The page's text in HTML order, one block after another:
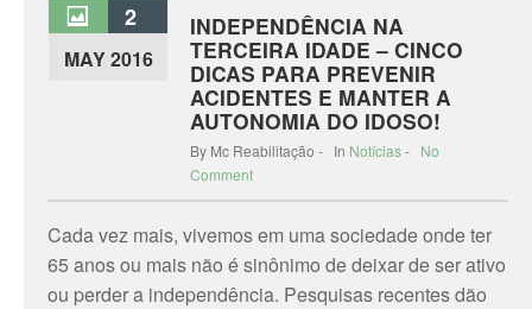
2
MAY 2016
INDEPENDÊNCIA NA
TERCEIRA IDADE – CINCO
DICAS PARA PREVENIR
ACIDENTES E MANTER A
AUTONOMIA DO IDOSO!
By Mc Reabilitação - In Notícias- No
Comment
Cada vez mais, vivemos em uma sociedade onde ter
65 anos ou mais não é sinônimo de deixar de ser ativo
ou perder a independência. Pesquisas recentes dão